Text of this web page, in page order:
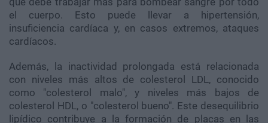
el cuerpo. Esto puede llevar a hipertensión,
insuficiencia cardíaca y, en casos extremos, ataques
cardíacos.
Además, la inactividad prolongada está relacionada
con niveles más altos de colesterol LDL, conocido
como "colesterol malo", y niveles más bajos de
colesterol HDL, o "colesterol bueno". Este desequilibrio
lipídico contribuye a la formación de placas en las